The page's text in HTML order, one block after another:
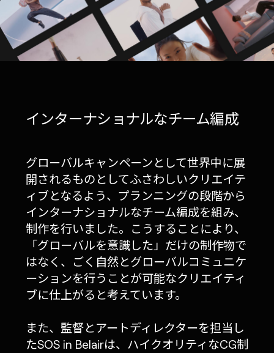
インターナショナルなチーム編成
グローバルキャンペーンとして世界中に展
開されるものとしてふさわしいクリエイテ
ィブとなるよう、プランニングの段階から
インターナショナルなチーム編成を組み、
制作を行いました。こうすることにより、
「グローバルを意識した」だけの制作物で
はなく、ごく自然とグローバルコミュニケ
ーションを行うことが可能なクリエイティ
ブに仕上がると考えています。
また、監督とアートディレクターを担当し
たSOS in Belairは、ハイクオリティなCG制